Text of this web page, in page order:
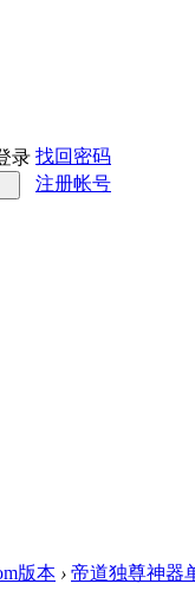
录 找回密码
注册帐号
版本 › 帝道独尊神器